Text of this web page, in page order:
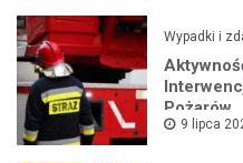
Wypadki i
Pożarów
9 lipca